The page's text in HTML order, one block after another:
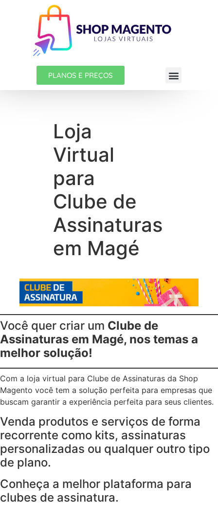
PLANOS E PREÇOS
Loja
Virtual
para
Clube de
Assinaturas
em Magé
Você quer criar um Clube de
Assinaturas em Magé, nos temas a
melhor solução!
Com a loja virtual para Clube de Assinaturas da Shop
Magento você tem a solução perfeita para empresas que
buscam garantir a experiência perfeita para seus clientes.
Venda produtos e serviços de forma
recorrente como kits, assinaturas
personalizadas ou qualquer outro tipo
de plano.
Conheça a melhor plataforma para
clubes de assinatura.